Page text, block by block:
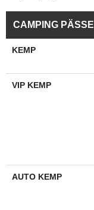
CAMPING PÄSSE
KEMP
VIP KEMP
AUTO KEMP